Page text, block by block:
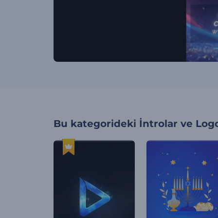
Bu kategorideki İntrolar ve